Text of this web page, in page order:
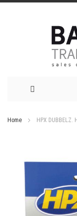
inhoud
Home HPX DUBBELZ.
afbeeldingen-